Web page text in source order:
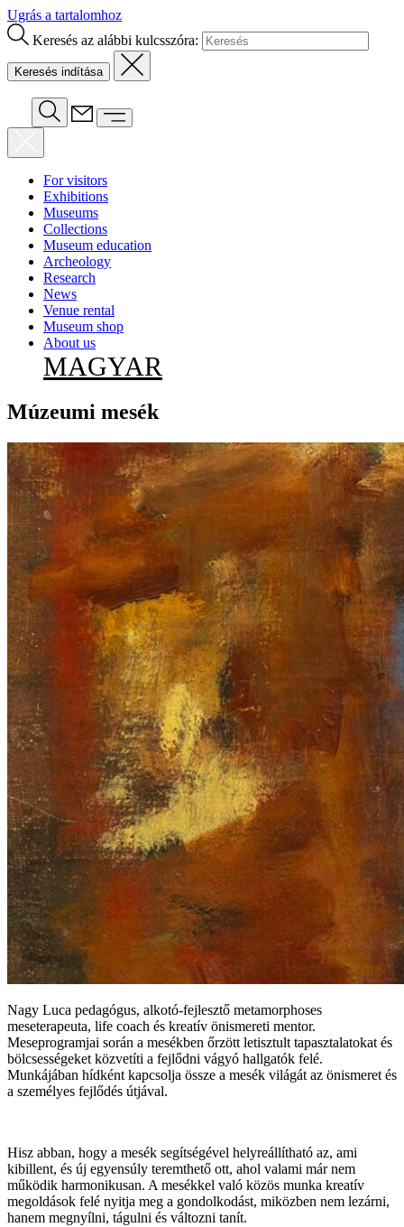
Ugrás a tartalomhoz
Keresés az alábbi kulcsszóra:
For visitors
Exhibitions
Museums
Collections
Museum education
Archeology
Research
News
Venue rental
Museum shop
About us
MAGYAR
Múzeumi mesék
Nagy Luca pedagógus, alkotó-fejlesztő metamorphoses
meseterapeuta, life coach és kreatív önismereti mentor.
Meseprogramjai során a mesékben őrzött letisztult tapasztalatokat és
bölcsességeket közvetíti a fejlődni vágyó hallgatók felé.
Munkájában hídként kapcsolja össze a mesék világát az önismeret és
a személyes fejlődés útjával.
Hisz abban, hogy a mesék segítségével helyreállítható az, ami
kibillent, és új egyensúly teremthető ott, ahol valami már nem
működik harmonikusan. A mesékkel való közös munka kreatív
megoldások felé nyitja meg a gondolkodást, miközben nem lezárni,
hanem megnyílni, tágulni és változni tanít.